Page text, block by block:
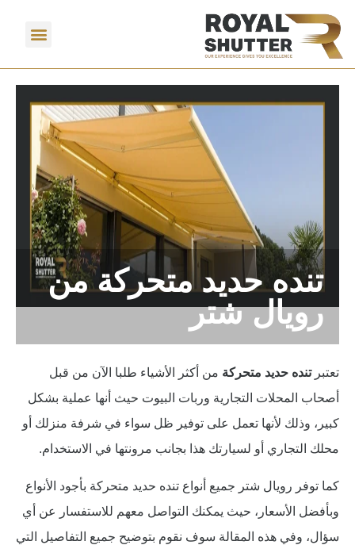
تنده حديد متحركة من
رويال شتر
تعتبر تنده حديد متحركة من أكثر الأشياء طلبا الآن من قبل
أصحاب المحلات التجارية وربات البيوت حيث أنها عملية بشكل
كبير، وذلك لأنها تعمل على توفير ظل سواء في شرفة منزلك أو
محلك التجاري أو لسيارتك هذا بجانب مرونتها في الاستخدام.
كما توفر رويال شتر جميع أنواع تنده حديد متحركة بأجود الأنواع
وبأفضل الأسعار، حيث يمكنك التواصل معهم للاستفسار عن أي
سؤال، وفي هذه المقالة سوف نقوم بتوضيح جميع التفاصيل التي